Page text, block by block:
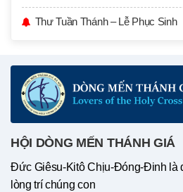
Thư Tuần Thánh – Lễ Phục Sinh
HỘI DÒNG MẾN THÁNH GIÁ
Đức Giêsu-Kitô Chịu-Đóng-Đinh là
lòng trí chúng con